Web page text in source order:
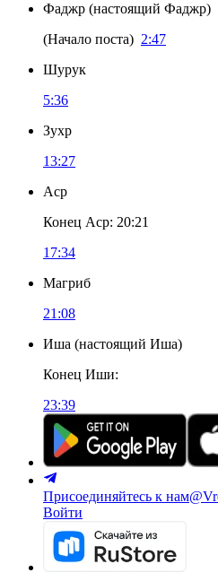
Фаджр (настоящий Фаджр)
(Начало поста) 2:47
Шурук
5:36
Зухр
13:27
Аср
Конец Аср: 20:21
17:34
Магриб
21:08
Иша (настоящий Иша)
Конец Иши:
23:39
Присоединяйтесь к нам
Войти